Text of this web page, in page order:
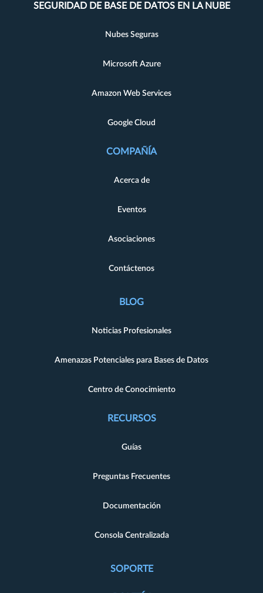
SEGURIDAD DE BASE DE DATOS EN LA NUBE
Nubes Seguras
Microsoft Azure
Amazon Web Services
Google Cloud
COMPAÑÍA
Acerca de
Eventos
Asociaciones
Contáctenos
BLOG
Noticias Profesionales
Amenazas Potenciales para Bases de Datos
Centro de Conocimiento
RECURSOS
Guías
Preguntas Frecuentes
Documentación
Consola Centralizada
SOPORTE